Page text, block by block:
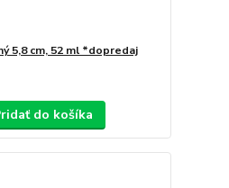
5,8 cm, 52 ml *dopredaj
do košíka